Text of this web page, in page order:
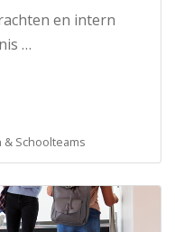
en intern
…
Schoolteams